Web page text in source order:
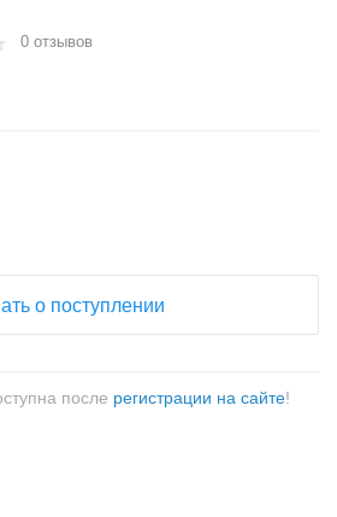
0 отзывов
о поступлении
после регистрации на сайте!